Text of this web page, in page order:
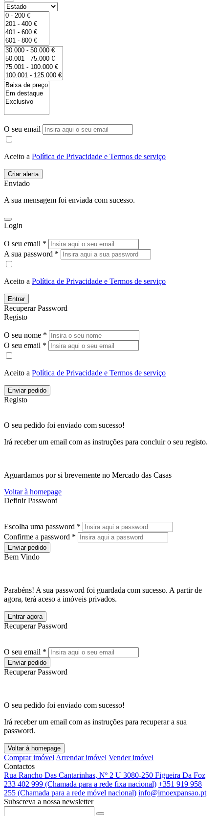
O seu email
Aceito a Política de Privacidade e Termos de serviço
Enviado
A sua mensagem foi enviada com sucesso.
Login
O seu email *
A sua password *
Aceito a Política de Privacidade e Termos de serviço
Entrar
Recuperar Password
Registo
O seu nome *
O seu email *
Aceito a Política de Privacidade e Termos de serviço
Enviar pedido
Registo
O seu pedido foi enviado com sucesso!
Irá receber um email com as instruções para concluir o seu registo.
Aguardamos por si brevemente no Mercado das Casas
Voltar à homepage
Definir Password
Escolha uma password *
Confirme a password *
Enviar pedido
Bem Vindo
Parabéns! A sua password foi guardada com sucesso. A partir de
agora, terá aceso a imóveis privados.
Entrar agora
Recuperar Password
O seu email *
Enviar pedido
Recuperar Password
O seu pedido foi enviado com sucesso!
Irá receber um email com as instruções para recuperar a sua
password.
Voltar à homepage
Comprar imóvel Arrendar imóvel Vender imóvel
Contactos
Rua Rancho Das Cantarinhas, Nº 2 U 3080-250 Figueira Da Foz
233 402 999 (Chamada para a rede fixa nacional) +351 919 958
255 (Chamada para a rede móvel nacional) info@imoexpansao.pt
Subscreva a nossa newsletter